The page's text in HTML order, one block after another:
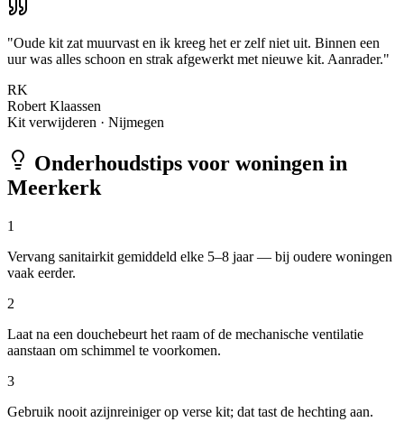
"Oude kit zat muurvast en ik kreeg het er zelf niet uit. Binnen een
uur was alles schoon en strak afgewerkt met nieuwe kit. Aanrader."
RK
Robert Klaassen
Kit verwijderen · Nijmegen
Onderhoudstips voor woningen in
Meerkerk
1
Vervang sanitairkit gemiddeld elke 5–8 jaar — bij oudere woningen
vaak eerder.
2
Laat na een douchebeurt het raam of de mechanische ventilatie
aanstaan om schimmel te voorkomen.
3
Gebruik nooit azijnreiniger op verse kit; dat tast de hechting aan.